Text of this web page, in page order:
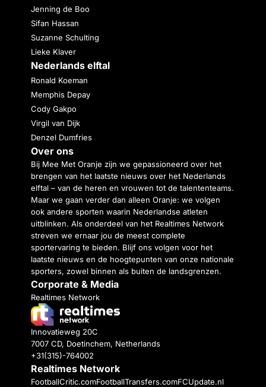
Jenning de Boo
Sifan Hassan
Suzanne Schulting
Lieke Klaver
Nederlands elftal
Ronald Koeman
Memphis Depay
Cody Gakpo
Virgil van Dijk
Denzel Dumfries
Over ons
Bij Mee Met Oranje zijn we gepassioneerd over het
brengen van het laatste nieuws over het Nederlands
elftal – van de heren en vrouwen tot de talententeams.
Maar we gaan verder dan alleen Oranje: we volgen
ook andere sporten waarin Nederlandse atleten
uitblinken. Als onderdeel van het Realtimes Network
streven we ernaar jou de meest complete
sportervaring te bieden. Blijf ons volgen voor het
laatste nieuws en de hoogtepunten van onze nationale
sporters, zowel binnen als buiten de landsgrenzen.
Corporate & Media
Realtimes Network
Innovatieweg 20C
7007 CD, Doetinchem, Netherlands
+31(315)-764002
Realtimes Network
FootballCritic.comFootballTransfers.comFCUpdate.nl